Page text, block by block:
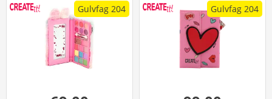
Gulvfag 204 Gulvfag 204